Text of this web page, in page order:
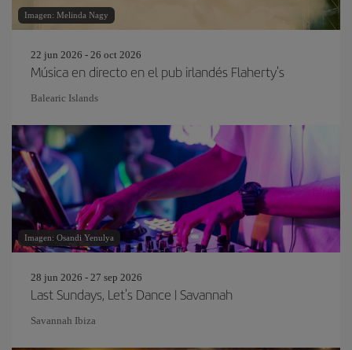
Imagen: Melinda Nagy
22 jun 2026 - 26 oct 2026
Música en directo en el pub irlandés Flaherty's
Balearic Islands
Imagen: Osandi Yenulya
28 jun 2026 - 27 sep 2026
Last Sundays, Let's Dance | Savannah
Savannah Ibiza